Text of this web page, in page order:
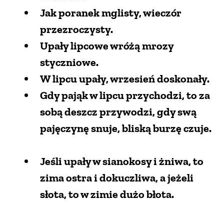
Jak poranek mglisty, wieczór
przezroczysty.
Upały lipcowe wróżą mrozy
styczniowe.
W lipcu upały, wrzesień doskonały.
Gdy pająk w lipcu przychodzi, to za
sobą deszcz przywodzi, gdy swą
pajęczynę snuje, bliską burzę czuje.
Jeśli upały w sianokosy i żniwa, to
zima ostra i dokuczliwa, a jeżeli
słota, to w zimie dużo błota.